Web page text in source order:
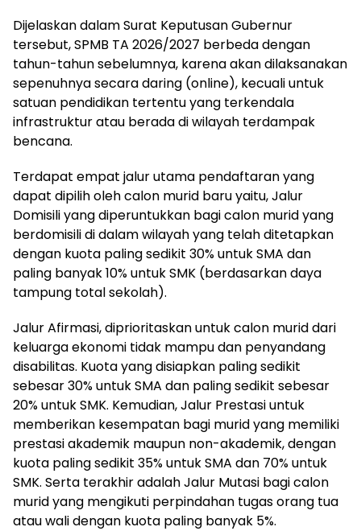
Dijelaskan dalam Surat Keputusan Gubernur
tersebut, SPMB TA 2026/2027 berbeda dengan
tahun-tahun sebelumnya, karena akan dilaksanakan
sepenuhnya secara daring (online), kecuali untuk
satuan pendidikan tertentu yang terkendala
infrastruktur atau berada di wilayah terdampak
bencana.
Terdapat empat jalur utama pendaftaran yang
dapat dipilih oleh calon murid baru yaitu, Jalur
Domisili yang diperuntukkan bagi calon murid yang
berdomisili di dalam wilayah yang telah ditetapkan
dengan kuota paling sedikit 30% untuk SMA dan
paling banyak 10% untuk SMK (berdasarkan daya
tampung total sekolah).
Jalur Afirmasi, diprioritaskan untuk calon murid dari
keluarga ekonomi tidak mampu dan penyandang
disabilitas. Kuota yang disiapkan paling sedikit
sebesar 30% untuk SMA dan paling sedikit sebesar
20% untuk SMK. Kemudian, Jalur Prestasi untuk
memberikan kesempatan bagi murid yang memiliki
prestasi akademik maupun non-akademik, dengan
kuota paling sedikit 35% untuk SMA dan 70% untuk
SMK. Serta terakhir adalah Jalur Mutasi bagi calon
murid yang mengikuti perpindahan tugas orang tua
atau wali dengan kuota paling banyak 5%.